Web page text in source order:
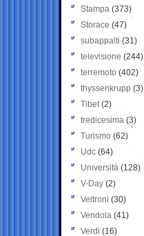
Stampa (373)
Storace (47)
subappalti (31)
televisione(244)
terremoto (402)
thyssenkrupp (3)
Tibet(2)
tredicesima (3)
Turismo (62)
Udc (64)
Università (128)
V-Day (2)
Veltroni (30)
Vendola (41)
Verdi (16)